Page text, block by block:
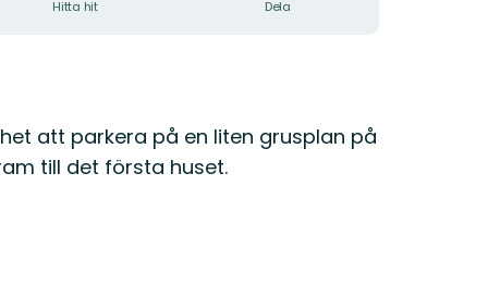
Hitta hit Dela
att parkera på en liten grusplan på
till det första huset.